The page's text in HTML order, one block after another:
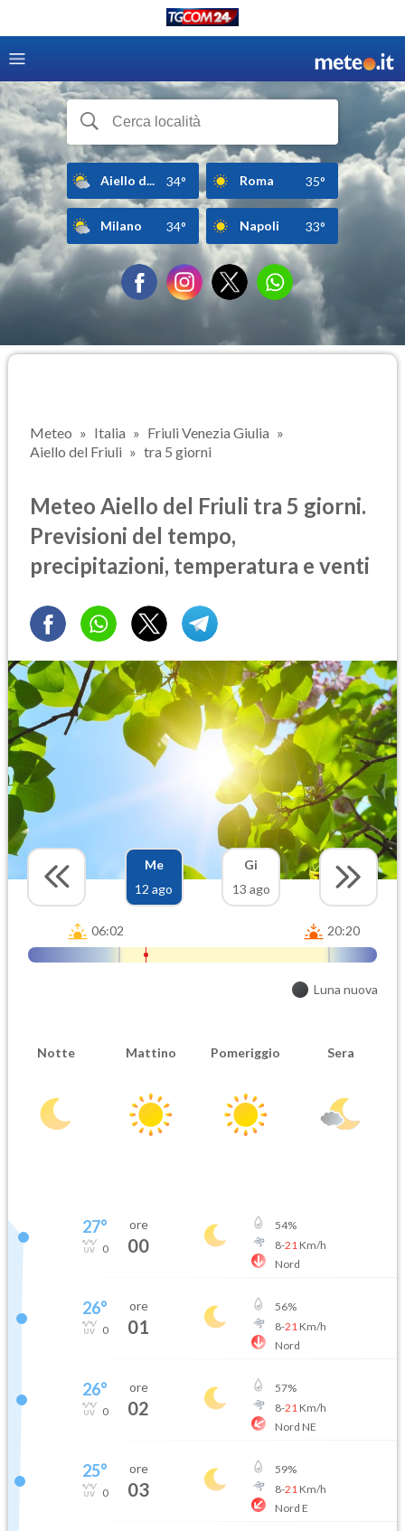
Aiello d... 34° Roma 35°
Milano 34° Napoli 33°
Meteo Italia
Friuli Venezia Giulia
Aiello del Friuli
tra 5 giorni
Meteo Aiello del Friuli tra 5 giorni.
Previsioni del tempo,
precipitazioni, temperatura e venti
Me
12 ago
Gi
13 ago
06:02 20:20
Luna nuova
Notte Mattino Pomeriggio Sera
27°
0
ore
00
54%
8-21 Km/h
Nord
26°
0
ore
01
56%
8-21 Km/h
Nord
26°
0
ore
02
57%
8-21 Km/h
Nord NE
25°
0
ore
03
59%
8-21 Km/h
Nord E